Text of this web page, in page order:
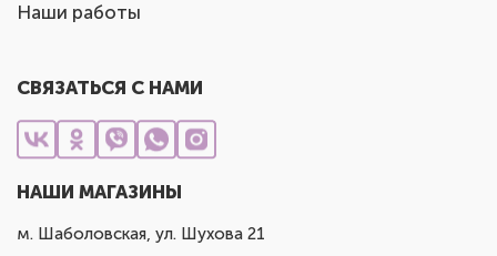
Наши работы
СВЯЗАТЬСЯ С НАМИ
НАШИ МАГАЗИНЫ
м. Шаболовская, ул. Шухова 21